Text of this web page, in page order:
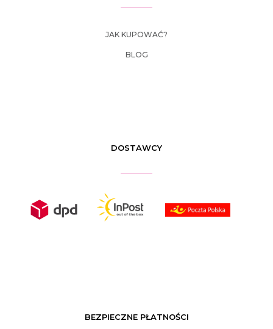
JAK KUPOWAĆ?
BLOG
DOSTAWCY
BEZPIECZNE PŁATNOŚCI